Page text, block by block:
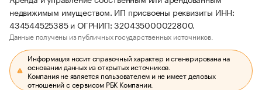
недвижимым имуществом. ИП присвоены реквизиты ИНН:
434544525385 и ОГРНИП: 320435000022800.
Данные получены из публичных государственных источников.
Информация носит справочный характер и сгенерирована на
основании данных из открытых источников.
Компания не является пользователем и не имеет деловых
отношений с сервисом РБК Компании.